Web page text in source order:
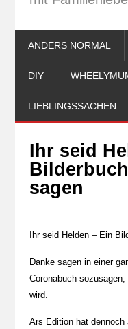
ANDERS NORMAL
DIY
LIEBLINGSSACHEN
Ihr seid
sagen
Ihr seid Helden – Ein
Danke sagen in einer
Coronabuch
wird.
Ars Edition hat dennoch